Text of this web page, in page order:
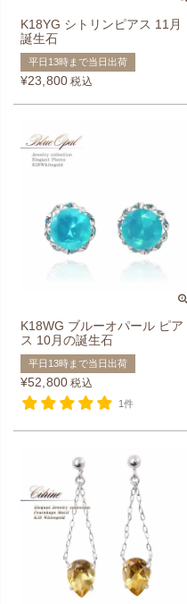
K18YG シトリンピアス 11月
誕生石
平日13時まで当日出荷
¥23,800 税込
K18WG ブルーオパール ピア
ス 10月の誕生石
平日13時まで当日出荷
¥52,800 税込
1件